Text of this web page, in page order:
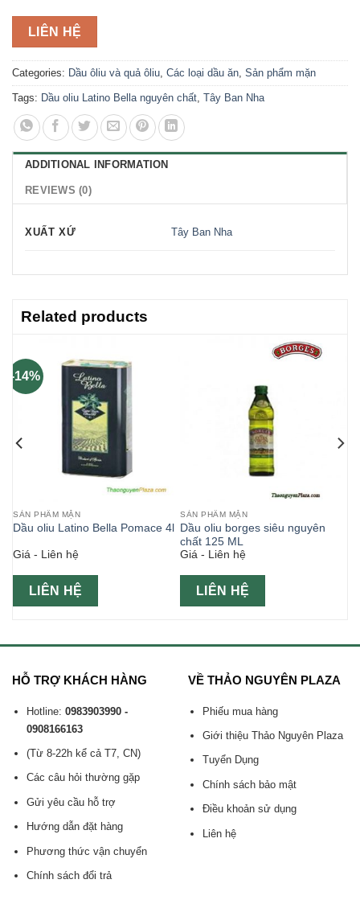
LIÊN HỆ
Categories: Dầu ôliu và quả ôliu Các loại dầu ăn Sản phẩm mặn
Tags: Dầu oliu Latino Bella nguyên chất Tây Ban Nha
ADDITIONAL INFORMATION
REVIEWS (0)
XUẤT XỨ Tây Ban Nha
Related products
-14%
SẢN PHẨM MẶN
Dầu oliu Latino Bella Pomace 4l
Giá - Liên hệ
LIÊN HỆ
SẢN PHẨM MẶN
Dầu oliu borges siêu nguyên
chất 125 ML
Giá - Liên hệ
LIÊN HỆ
HỖ TRỢ KHÁCH HÀNG
Hotline: 0983903990 -
0908166163
(Từ 8-22h kể cả T7, CN)
Các câu hỏi thường gặp
Gửi yêu cầu hỗ trợ
Hướng dẫn đặt hàng
Phương thức vận chuyển
Chính sách đổi trả
VỀ THẢO NGUYÊN PLAZA
Phiếu mua hàng
Giới thiệu Thảo Nguyên Plaza
Tuyển Dụng
Chính sách bảo mật
Điều khoản sử dụng
Liên hệ